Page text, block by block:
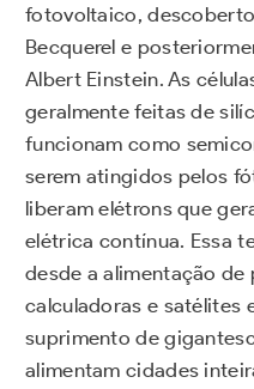
fotovoltaico,
Becquerel e
Albert Einstein. As
geralmente feitas de
funcionam como
serem atingidos pelos
liberam elétrons que
elétrica contínua. Essa
desde a alimentação de
calculadoras e satélites
suprimento de
alimentam cidades